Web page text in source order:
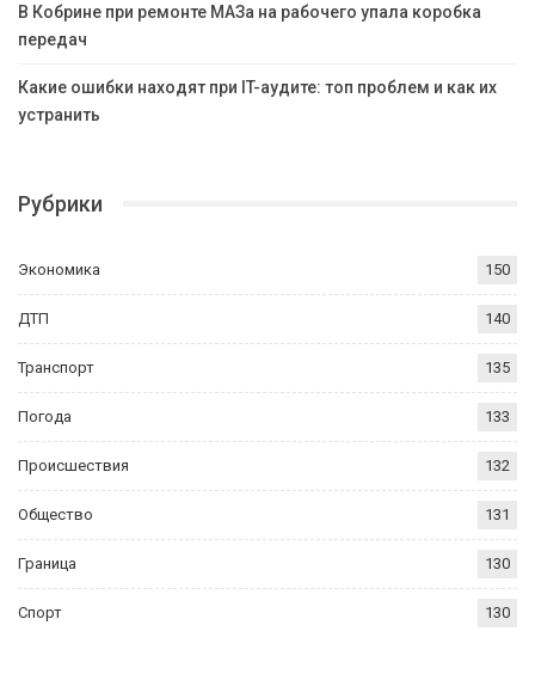
В Кобрине при ремонте МАЗа на рабочего упала коробка
передач
Какие ошибки находят при IT-аудите: топ проблем и как их
устранить
Рубрики
Экономика 150
ДТП 140
Транспорт 135
Погода 133
Происшествия 132
Общество 131
Граница 130
Спорт 130